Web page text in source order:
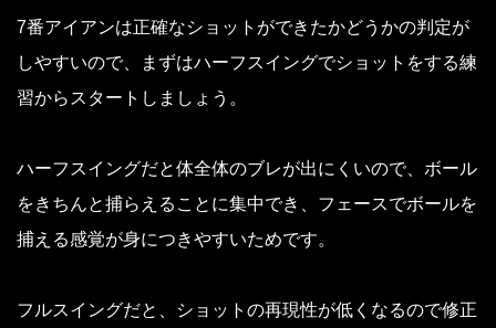
7番アイアンは正確なショットができたかどうかの判定が
しやすいので、まずはハーフスイングでショットをする練
習からスタートしましょう。
ハーフスイングだと体全体のブレが出にくいので、ボール
をきちんと捕らえることに集中でき、フェースでボールを
捕える感覚が身につきやすいためです。
フルスイングだと、ショットの再現性が低くなるので修正